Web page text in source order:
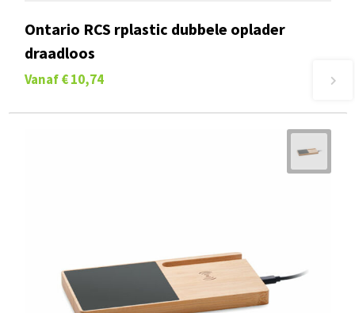
Ontario RCS rplastic dubbele oplader
draadloos
Vanaf € 10,74